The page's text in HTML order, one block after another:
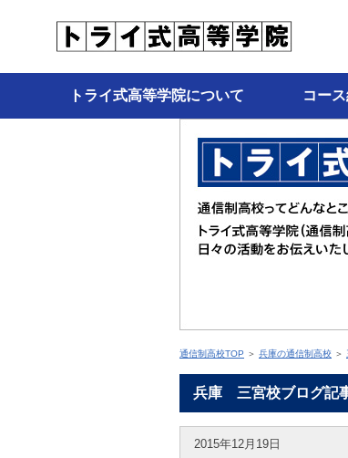
トライ式高等学院について コー
通信制高校TOP ＞ 兵庫の通信制高校 ＞
兵庫 三宮校ブログ記
2015年12月19日